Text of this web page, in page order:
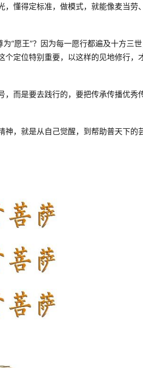
，懂得定标准，做模式，就能像麦当劳
“愿王”？因为每一愿行都遍及十方三世
个定位特别重要，以这样的见地修行，
，而是要去践行的，要把传承传播优秀
神，就是从自己觉醒，到帮助普天下的